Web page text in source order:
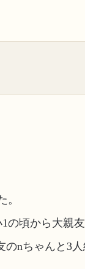
。
の頃から大親
のnちゃんと3